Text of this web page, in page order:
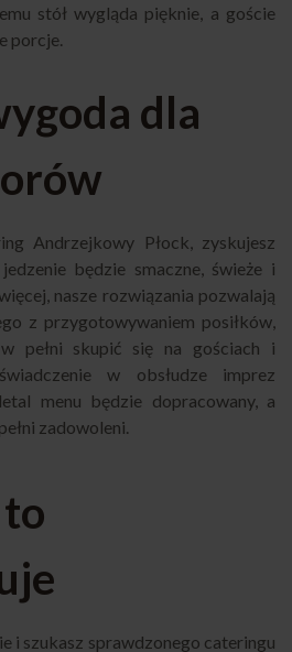
stół wygląda pięknie, a goście
porcje.
dla
Andrzejkowy Płock, zyskujesz
będzie smaczne, świeże i
nasze rozwiązania pozwalają
z przygotowywaniem posiłków,
pełni skupić się na gościach i
w obsłudze imprez
menu będzie dopracowany, a
zadowoleni.
i szukasz sprawdzonego cateringu